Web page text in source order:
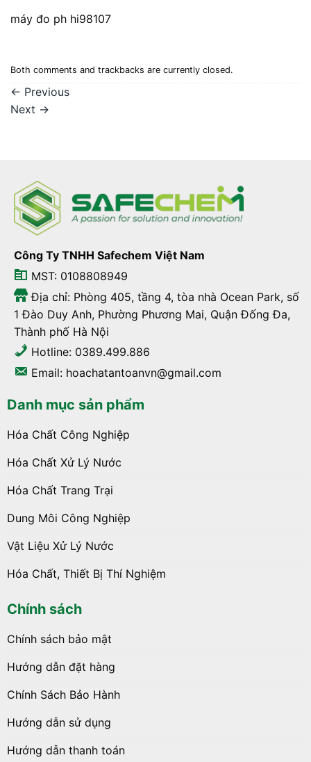
máy đo ph hi98107
Both comments and trackbacks are currently closed.
← Previous
Next →
Công Ty TNHH Safechem Việt Nam
MST: 0108808949
Địa chỉ: Phòng 405, tầng 4, tòa nhà Ocean Park, số
1 Đào Duy Anh, Phường Phương Mai, Quận Đống Đa,
Thành phố Hà Nội
Hotline: 0389.499.886
Email: hoachatantoanvn@gmail.com
Danh mục sản phẩm
Hóa Chất Công Nghiệp
Hóa Chất Xử Lý Nước
Hóa Chất Trang Trại
Dung Môi Công Nghiệp
Vật Liệu Xử Lý Nước
Hóa Chất, Thiết Bị Thí Nghiệm
Chính sách
Chính sách bảo mật
Hướng dẫn đặt hàng
Chính Sách Bảo Hành
Hướng dẫn sử dụng
Hướng dẫn thanh toán